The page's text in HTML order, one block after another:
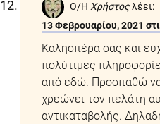
Ο/Η Χρήστοςλέει:
13 Φεβρουαρίου, 2021
Καλησπέρα σας και
πολύτιμες
από εδώ. Προσπαθώ
χρεώνει τον πελάτη
αντικαταβολής.